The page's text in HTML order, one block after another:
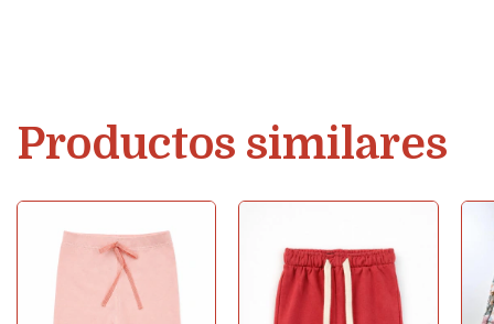
Productos similares